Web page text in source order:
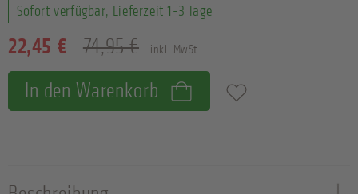
22,45 € 74,95 € inkl. MwSt.
Sofort verfügbar, Lieferzeit 1-3 Tage
In den Warenkorb Zum Merkzettel hinzufügen